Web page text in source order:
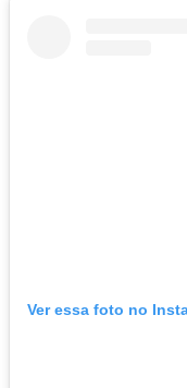
Ver essa foto no